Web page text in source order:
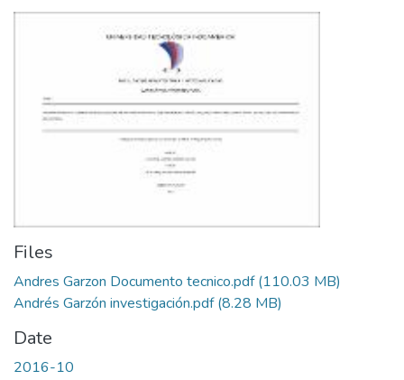
Files
Andres Garzon Documento tecnico.pdf(110.03 MB)
Andrés Garzón investigación.pdf(8.28 MB)
Date
2016-10